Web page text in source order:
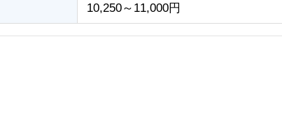
10,250～11,000円